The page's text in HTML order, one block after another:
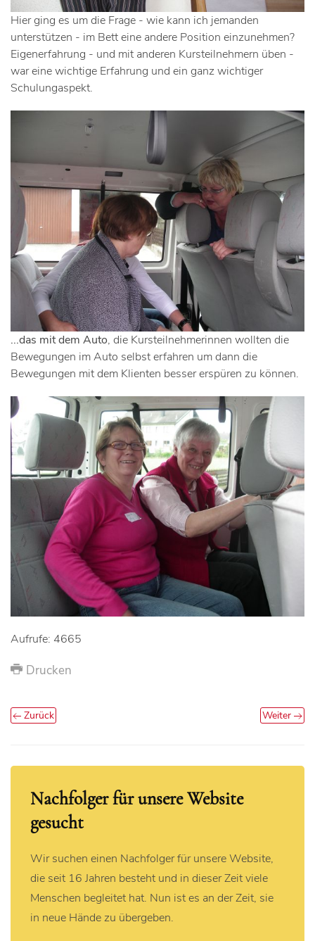
Hier ging es um die Frage - wie kann ich jemanden
unterstützen - im Bett eine andere Position einzunehmen?
Eigenerfahrung - und mit anderen Kursteilnehmern üben -
war eine wichtige Erfahrung und ein ganz wichtiger
Schulungaspekt.
...das mit dem Auto, die Kursteilnehmerinnen wollten die
Bewegungen im Auto selbst erfahren um dann die
Bewegungen mit dem Klienten besser erspüren zu können.
Aufrufe: 4665
Drucken
Zurück Weiter
Nachfolger für unsere Website
gesucht
Wir suchen einen Nachfolger für unsere Website,
die seit 16 Jahren besteht und in dieser Zeit viele
Menschen begleitet hat. Nun ist es an der Zeit, sie
in neue Hände zu übergeben.